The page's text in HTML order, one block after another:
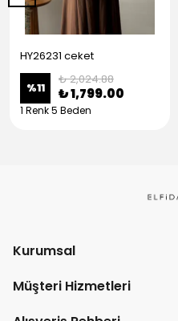
HY26231 ceket
%11
₺ 2,024.88
₺ 1,799.00
1 Renk 5 Beden
Kurumsal
Müşteri Hizmetleri